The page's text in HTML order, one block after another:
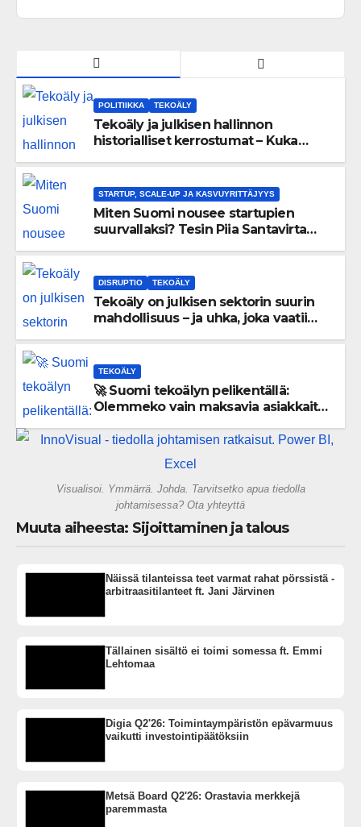
POLITIIKKA TEKOÄLY
Tekoäly ja julkisen hallinnon
historialliset kerrostumat – Kuka
STARTUP, SCALE-UP JA KASVUYRITTÄJYYS
Miten Suomi nousee startupien
suurvallaksi? Tesin Piia Santavirta
DISRUPTIO TEKOÄLY
Tekoäly on julkisen sektorin suurin
mahdollisuus – ja uhka, joka vaatii
TEKOÄLY
🚀 Suomi tekoälyn pelikentällä:
Olemmeko vain maksavia asiakkaita
gigatehtaan?
Visualisoi. Ymmärrä. Johda. Tarvitsetko apua tiedolla
johtamisessa? Ota yhteyttä
Muuta aiheesta: Sijoittaminen ja talous
Näissä tilanteissa teet varmat rahat pörssistä -
arbitraasitilanteet ft. Jani Järvinen
Tällainen sisältö ei toimi somessa ft. Emmi
Lehtomaa
Digia Q2'26: Toimintaympäristön epävarmuus
vaikutti investointipäätöksiin
Metsä Board Q2'26: Orastavia merkkejä
paremmasta